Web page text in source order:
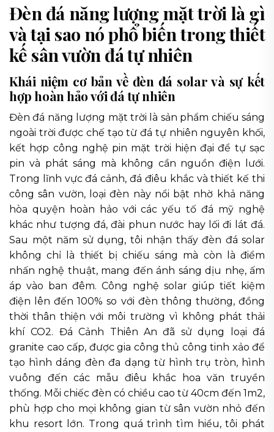
Đèn đá năng lượng mặt trời là gì
và tại sao nó phổ biến trong thiết
kế sân vườn đá tự nhiên
Khái niệm cơ bản về đèn đá solar và sự kết
hợp hoàn hảo với đá tự nhiên
Đèn đá năng lượng mặt trời là sản phẩm chiếu sáng
ngoài trời được chế tạo từ đá tự nhiên nguyên khối,
kết hợp công nghệ pin mặt trời hiện đại để tự sạc
pin và phát sáng mà không cần nguồn điện lưới.
Trong lĩnh vực đá cảnh, đá điêu khắc và thiết kế thi
công sân vườn, loại đèn này nổi bật nhờ khả năng
hòa quyện hoàn hảo với các yếu tố đá mỹ nghệ
khác như tượng đá, đài phun nước hay lối đi lát đá.
Sau một năm sử dụng, tôi nhận thấy đèn đá solar
không chỉ là thiết bị chiếu sáng mà còn là điểm
nhấn nghệ thuật, mang đến ánh sáng dịu nhẹ, ấm
áp vào ban đêm. Công nghệ solar giúp tiết kiệm
điện lên đến 100% so với đèn thông thường, đồng
thời thân thiện với môi trường vì không phát thải
khí CO2. Đá Cảnh Thiên An đã sử dụng loại đá
granite cao cấp, được gia công thủ công tinh xảo để
tạo hình dáng đèn đa dạng từ hình trụ tròn, hình
vuông đến các mẫu điêu khắc hoa văn truyền
thống. Mỗi chiếc đèn có chiều cao từ 40cm đến 1m2,
phù hợp cho mọi không gian từ sân vườn nhỏ đến
khu resort lớn. Trong quá trình tìm hiểu, tôi phát